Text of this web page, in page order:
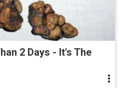
2 Days - It's The